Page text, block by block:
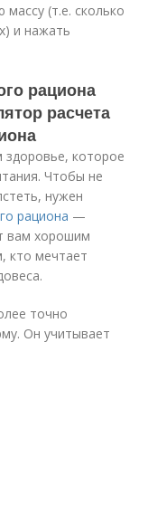
(т.е. сколько
и нажать
рациона
расчета
которое
Чтобы не
нужен
рациона —
вам хорошим
кто мечтает
точно
Он учитывает